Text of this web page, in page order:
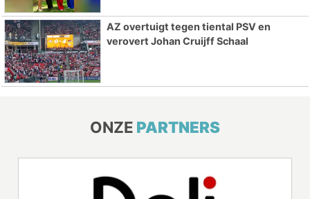
AZ overtuigt tegen tiental PSV en
verovert Johan Cruijff Schaal
ONZE PARTNERS